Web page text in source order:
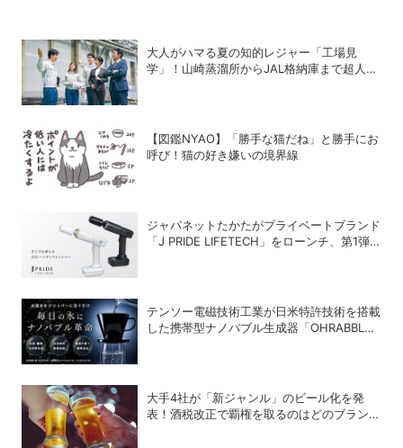
大人がハマる夏の知的レジャー「工場見
学」！山崎蒸溜所からJAL格納庫まで超人気
【図鑑NYAO】「勝手な猫だね」と勝手にお
呼び！猫の好き嫌いの境界線
ジャパネットたかたがプライベートブランド
「J PRIDE LIFETECH」をローンチ、第1弾
テンソー電磁技術工業が日米特許技術を搭載
した携帯型ナノバブル生成器「OHRABBLE
大手4社が「新ジャンル」のビール化を発
表！酒税改正で覇権を取るのはどのブランド